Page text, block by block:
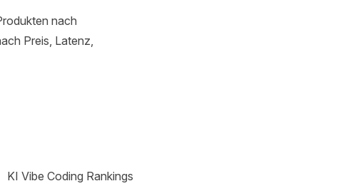
nach
Preis, Latenz,
KI Vibe Coding Rankings